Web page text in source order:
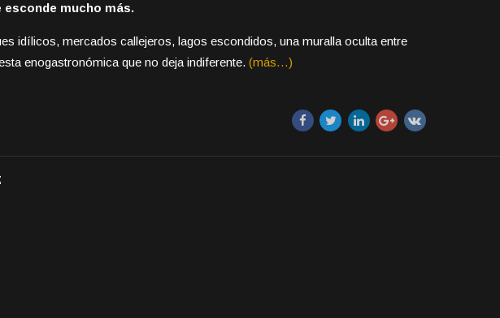
mucho más.
idílicos, mercados callejeros, lagos escondidos, una muralla oculta entre
enogastronómica que no deja indiferente. (más…)